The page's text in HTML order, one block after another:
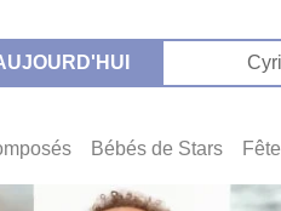
Bébés de Stars